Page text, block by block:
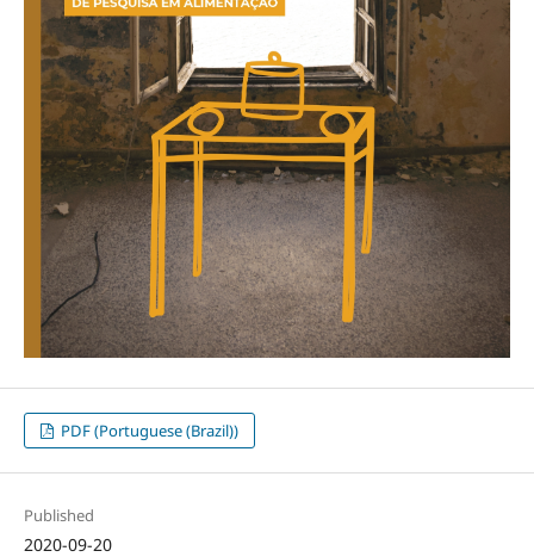
PDF (Portuguese (Brazil))
Published
2020-09-20